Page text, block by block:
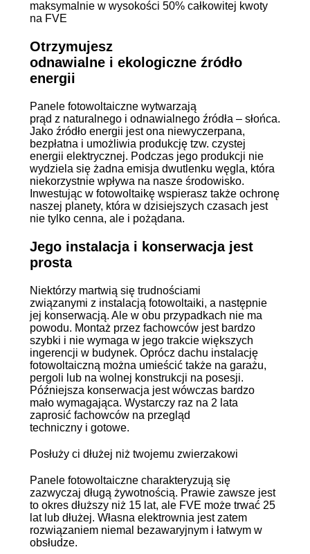
maksymalnie w wysokości 50% całkowitej kwoty
na FVE
Otrzymujesz
odnawialne i ekologiczne źródło
energii
Panele fotowoltaiczne wytwarzają
prąd z naturalnego i odnawialnego źródła – słońca.
Jako źródło energii jest ona niewyczerpana,
bezpłatna i umożliwia produkcję tzw. czystej
energii elektrycznej. Podczas jego produkcji nie
wydziela się żadna emisja dwutlenku węgla, która
niekorzystnie wpływa na nasze środowisko.
Inwestując w fotowoltaikę wspierasz także ochronę
naszej planety, która w dzisiejszych czasach jest
nie tylko cenna, ale i pożądana.
Jego instalacja i konserwacja jest
prosta
Niektórzy martwią się trudnościami
związanymi z instalacją fotowoltaiki, a następnie
jej konserwacją. Ale w obu przypadkach nie ma
powodu. Montaż przez fachowców jest bardzo
szybki i nie wymaga w jego trakcie większych
ingerencji w budynek. Oprócz dachu instalację
fotowoltaiczną można umieścić także na garażu,
pergoli lub na wolnej konstrukcji na posesji.
Późniejsza konserwacja jest wówczas bardzo
mało wymagająca. Wystarczy raz na 2 lata
zaprosić fachowców na przegląd
techniczny i gotowe.
Posłuży ci dłużej niż twojemu zwierzakowi
Panele fotowoltaiczne charakteryzują się
zazwyczaj długą żywotnością. Prawie zawsze jest
to okres dłuższy niż 15 lat, ale FVE może trwać 25
lat lub dłużej. Własna elektrownia jest zatem
rozwiązaniem niemal bezawaryjnym i łatwym w
obsłudze.